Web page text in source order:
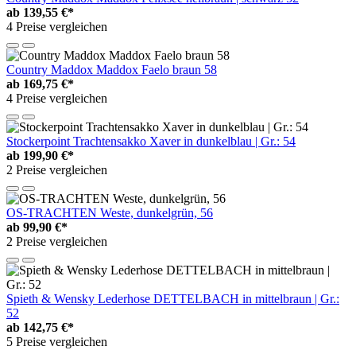
ab 139,55 €*
4 Preise vergleichen
Country Maddox Maddox Faelo braun 58
ab 169,75 €*
4 Preise vergleichen
Stockerpoint Trachtensakko Xaver in dunkelblau | Gr.: 54
ab 199,90 €*
2 Preise vergleichen
OS-TRACHTEN Weste, dunkelgrün, 56
ab 99,90 €*
2 Preise vergleichen
Spieth & Wensky Lederhose DETTELBACH in mittelbraun | Gr.:
52
ab 142,75 €*
5 Preise vergleichen